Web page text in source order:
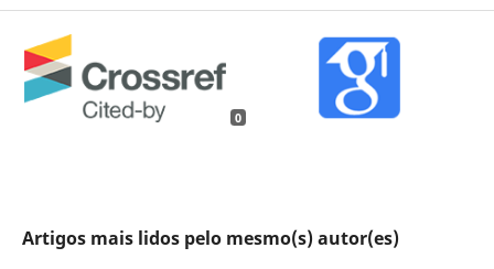
0
Artigos mais lidos pelo mesmo(s) autor(es)